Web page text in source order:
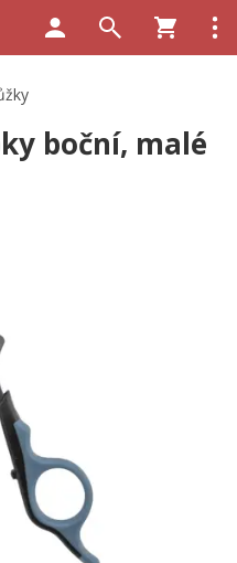
boční, malé